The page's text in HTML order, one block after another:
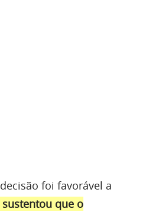
foi favorável a
que o